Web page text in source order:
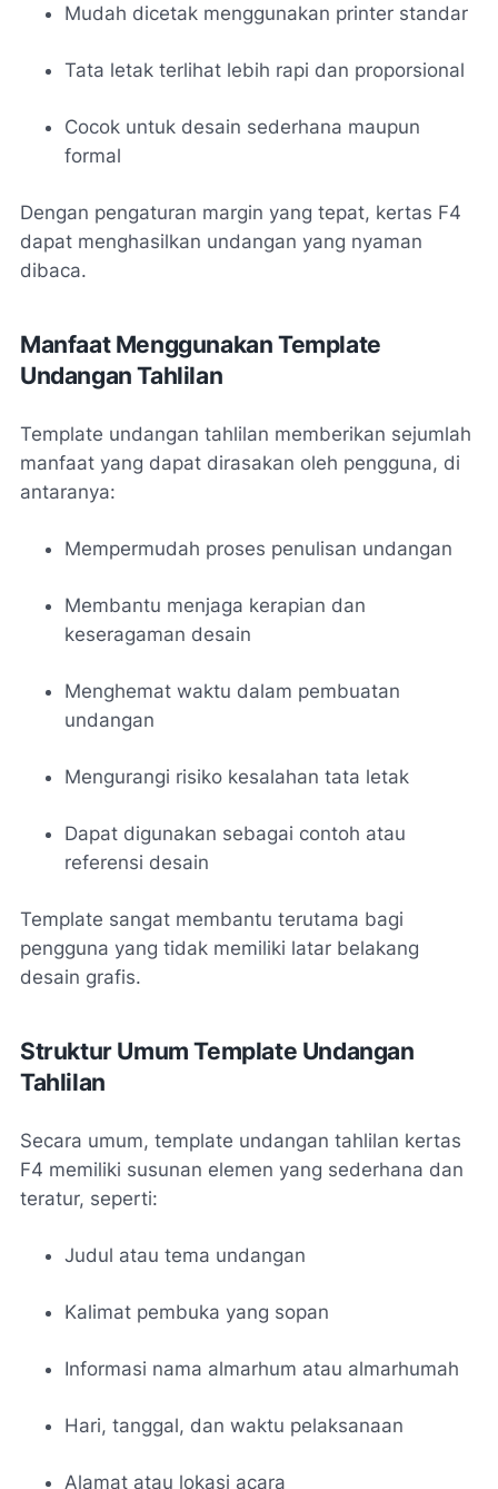
Mudah dicetak menggunakan printer standar
Tata letak terlihat lebih rapi dan proporsional
Cocok untuk desain sederhana maupun
formal
Dengan pengaturan margin yang tepat, kertas F4
dapat menghasilkan undangan yang nyaman
dibaca.
Manfaat Menggunakan Template
Undangan Tahlilan
Template undangan tahlilan memberikan sejumlah
manfaat yang dapat dirasakan oleh pengguna, di
antaranya:
Mempermudah proses penulisan undangan
Membantu menjaga kerapian dan
keseragaman desain
Menghemat waktu dalam pembuatan
undangan
Mengurangi risiko kesalahan tata letak
Dapat digunakan sebagai contoh atau
referensi desain
Template sangat membantu terutama bagi
pengguna yang tidak memiliki latar belakang
desain grafis.
Struktur Umum Template Undangan
Tahlilan
Secara umum, template undangan tahlilan kertas
F4 memiliki susunan elemen yang sederhana dan
teratur, seperti:
Judul atau tema undangan
Kalimat pembuka yang sopan
Informasi nama almarhum atau almarhumah
Hari, tanggal, dan waktu pelaksanaan
Alamat atau lokasi acara